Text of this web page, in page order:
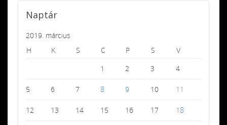
Naptár
2019. március
H
K S C P S
V
1
2 3 4
5 6 7 8 9 10 11
12 13 14 15 16 17 18